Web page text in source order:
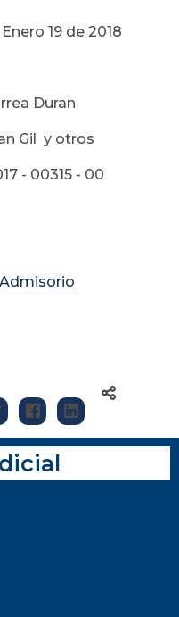
Enero 19 de 2018
Duran
Gil y otros
- 00315 - 00